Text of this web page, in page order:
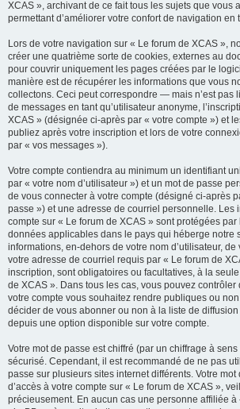
XCAS », archivant de ce fait tous les sujets que vous
permettant d’améliorer votre confort de navigation en
Lors de votre navigation sur « Le forum de XCAS »,
créer une quatrième sorte de cookies, externes au
pour couvrir uniquement les pages créées par le
manière est de récupérer les informations que vous
collectons. Ceci peut correspondre — mais n’est
de messages en tant qu’utilisateur anonyme,
XCAS » (désignée ci-après par « votre compte ») et
publiez après votre inscription et lors de votre
par « vos messages »).
Votre compte contiendra au minimum un identifiant
par « votre nom d’utilisateur ») et un mot de passe
de vous connecter à votre compte (désigné ci-après
passe ») et une adresse de courriel personnelle. Les
compte sur « Le forum de XCAS » sont protégées
données applicables dans le pays qui héberge notre
informations, en-dehors de votre nom d’utilisateur, de
votre adresse de courriel requis par « Le forum de
inscription, sont obligatoires ou facultatives, à la
de XCAS ». Dans tous les cas, vous pouvez
votre compte vous souhaitez rendre publiques ou
décider de vous abonner ou non à la liste de
depuis une option disponible sur votre compte.
Votre mot de passe est chiffré (par un chiffrage à
sécurisé. Cependant, il est recommandé de ne pas
passe sur plusieurs sites internet différents. Votre mot
d’accès à votre compte sur « Le forum de XCAS »,
précieusement. En aucun cas une personne affiliée à